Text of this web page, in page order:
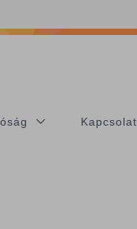
Kapcsolat